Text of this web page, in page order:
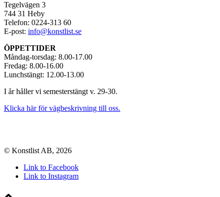
Tegelvägen 3
744 31 Heby
Telefon: 0224-313 60
E-post: info@konstlist.se
ÖPPETTIDER
Måndag-torsdag: 8.00-17.00
Fredag: 8.00-16.00
Lunchstängt: 12.00-13.00
I år håller vi semesterstängt v. 29-30.
Klicka här för vägbeskrivning till oss.
© Konstlist AB, 2026
Link to Facebook
Link to Instagram